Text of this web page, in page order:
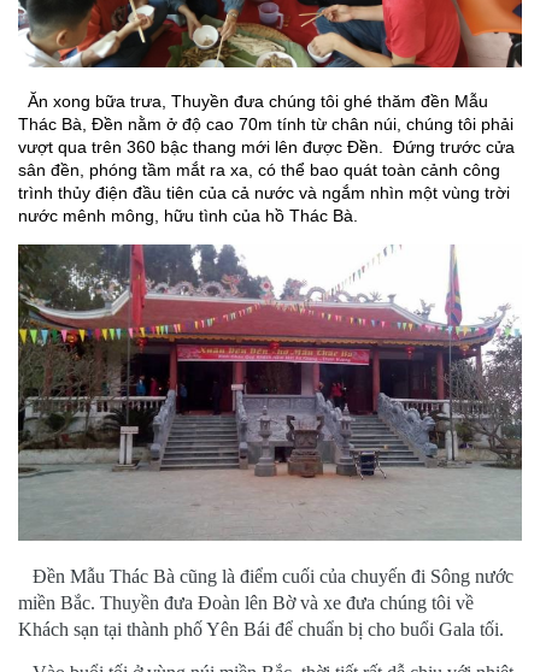
Ăn xong bữa trưa, Thuyền đưa chúng tôi ghé thăm đền Mẫu
Thác Bà, Đền nằm ở độ cao 70m tính từ chân núi, chúng tôi phải
vượt qua trên 360 bậc thang mới lên được Đền. Đứng trước cửa
sân đền, phóng tầm mắt ra xa, có thể bao quát toàn cảnh công
trình thủy điện đầu tiên của cả nước và ngắm nhìn một vùng trời
nước mênh mông, hữu tình của hồ Thác Bà.
Đền Mẫu Thác Bà cũng là điểm cuối của chuyến đi Sông nước
miền Bắc. Thuyền đưa Đoàn lên Bờ và xe đưa chúng tôi về
Khách sạn tại thành phố Yên Bái để chuẩn bị cho buổi Gala tối.
Vào buổi tối ở vùng núi miền Bắc, thời tiết rất dễ chịu với nhiệt